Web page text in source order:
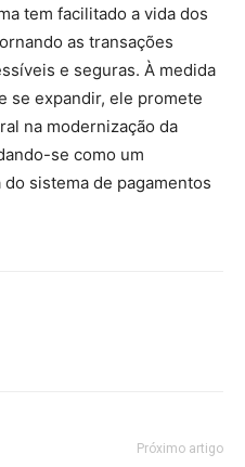
tem facilitado a vida dos
as transações
e seguras. À medida
se expandir, ele promete
na modernização da
se como um
sistema de pagamentos
Próximo artigo